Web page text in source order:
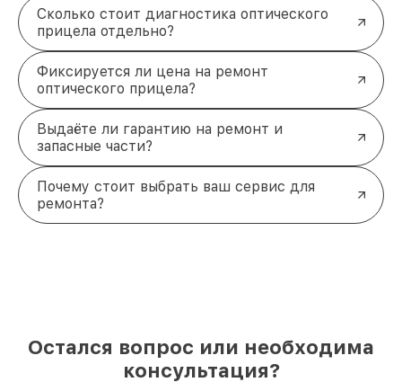
Сколько стоит диагностика оптического
прицела отдельно?
Фиксируется ли цена на ремонт
оптического прицела?
Выдаёте ли гарантию на ремонт и
запасные части?
Почему стоит выбрать ваш сервис для
ремонта?
Остался вопрос или необходима
консультация?